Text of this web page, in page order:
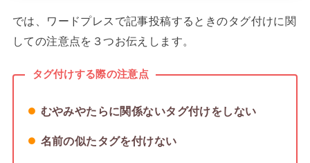
では、ワードプレスで記事投稿するときのタグ付けに関
しての注意点を３つお伝えします。
タグ付けする際の注意点
むやみやたらに関係ないタグ付けをしない
名前の似たタグを付けない